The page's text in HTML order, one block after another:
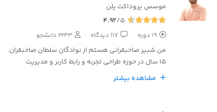
موسس پروداکت پلن
4.92/5
19 دوره 117 دیدگاه 2243 دانشجو
من شبیر صاحبقرانی هستم از نوادگان سلطان صاحبقران.
15 سال در حوزه طراحی تجربه و رابط کاربر و مدیریت
محصول کار کردم.
مشاور شرکت‌های همراه اول و تاپ و...بودم.
مشاهده بیشتر